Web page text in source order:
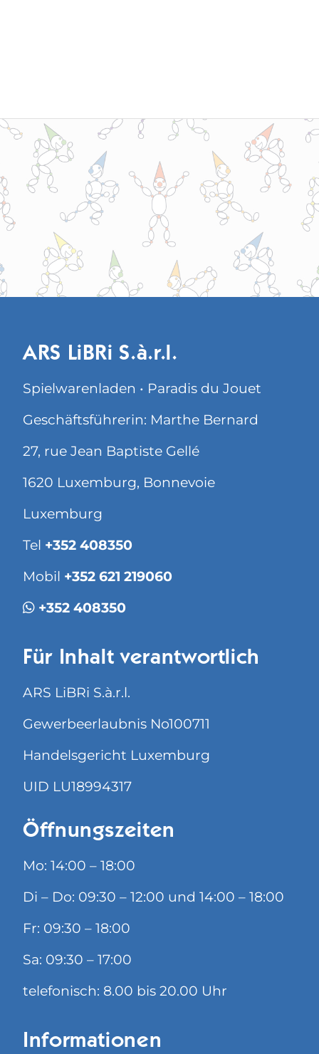
ARS LiBRi S.à.r.l.
Spielwarenladen • Paradis du Jouet
Geschäftsführerin: Marthe Bernard
27, rue Jean Baptiste Gellé
1620 Luxemburg, Bonnevoie
Luxemburg
Tel +352 408350
Mobil +352 621 219060
+352 408350
Für Inhalt verantwortlich
ARS LiBRi S.à.r.l.
Gewerbeerlaubnis No100711
Handelsgericht Luxemburg
UID LU18994317
Öffnungszeiten
Mo: 14:00 – 18:00
Di – Do: 09:30 – 12:00 und 14:00 – 18:00
Fr: 09:30 – 18:00
Sa: 09:30 – 17:00
telefonisch: 8.00 bis 20.00 Uhr
Informationen